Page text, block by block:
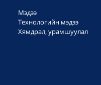
Мэдээ
Технологийн мэдээ
Хямдрал, урамшуулал